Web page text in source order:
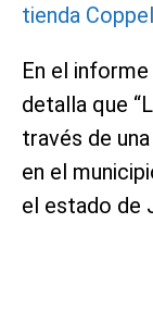
tienda
En el
detalla que
través de
en el
el estado de